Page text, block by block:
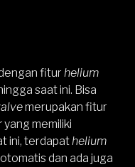
fitur helium
saat ini. Bisa
merupakan fitur
yang memiliki
ini, terdapathelium
dan ada juga